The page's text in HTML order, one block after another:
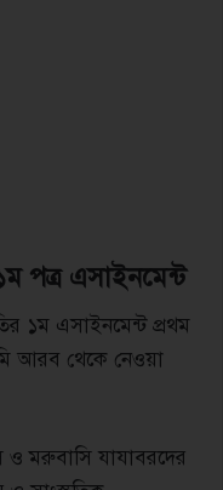
পত্র এসাইনমেন্ট
১ম এসাইনমেন্ট প্রথম
আরব থেকে নেওয়া
মরুবাসি যাযাবরদের